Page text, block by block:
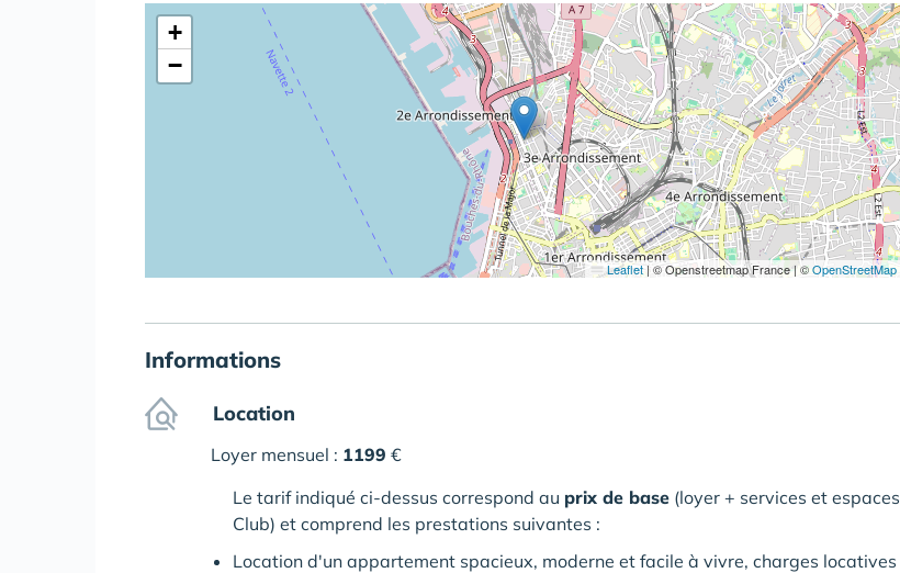
+
−
Leaflet |© Openstreetmap France | ©OpenStreetMap
Informations
Location
Loyer mensuel : 1199 €
Le tarif indiqué ci-dessus correspond au prix de base (loyer + services et espaces
Club) et comprend les prestations suivantes :
Location d'un appartement spacieux, moderne et facile à vivre, charges locatives